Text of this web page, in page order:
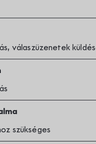
válaszüzenetek
szükséges